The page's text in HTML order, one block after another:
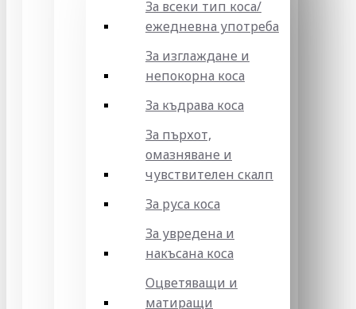
За всеки тип коса/
ежедневна употреба
За изглаждане и
непокорна коса
За къдрава коса
За пърхот,
омазняване и
чувствителен скалп
За руса коса
За увредена и
накъсана коса
Оцветяващи и
матиращи